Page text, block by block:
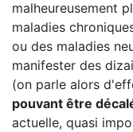
malheureusement
maladies
ou des maladies
manifester des
(on parle alors
pouvant être
actuelle, quasi